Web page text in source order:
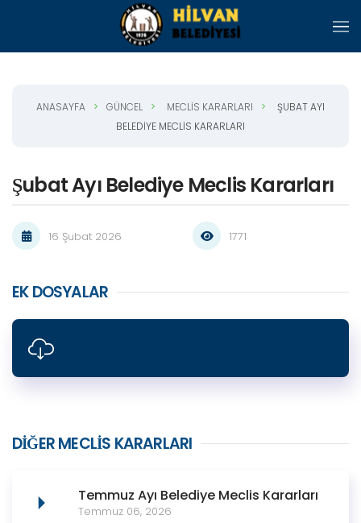
Skip to main content
ANASAYFA GÜNCEL MECLIS KARARLARI
ŞUBAT AYI
BELEDIYE MECLIS KARARLARI
Şubat Ayı Belediye Meclis Kararları
16 Şubat 2026 1771
EK DOSYALAR
DIĞER MECLIS KARARLARI
Temmuz Ayı Belediye Meclis Kararları
Temmuz 06, 2026